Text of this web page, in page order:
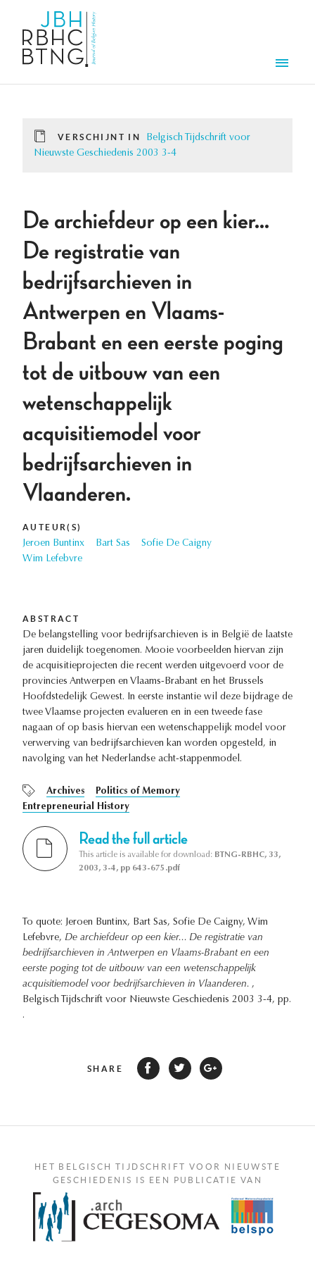
VERSCHIJNT IN
Belgisch Tijdschrift voor
Nieuwste Geschiedenis 2003 3-4
De archiefdeur op een kier...
De registratie van
bedrijfsarchieven in
Antwerpen en Vlaams-
Brabant en een eerste poging
tot de uitbouw van een
wetenschappelijk
acquisitiemodel voor
bedrijfsarchieven in
Vlaanderen.
AUTEUR(S)
Jeroen Buntinx Bart Sas
Sofie De Caigny
Wim Lefebvre
ABSTRACT
De belangstelling voor bedrijfsarchieven is in België de laatste
jaren duidelijk toegenomen. Mooie voorbeelden hiervan zijn
de acquisitieprojecten die recent werden uitgevoerd voor de
provincies Antwerpen en Vlaams-Brabant en het Brussels
Hoofdstedelijk Gewest. In eerste instantie wil deze bijdrage de
twee Vlaamse projecten evalueren en in een tweede fase
nagaan of op basis hiervan een wetenschappelijk model voor
verwerving van bedrijfsarchieven kan worden opgesteld, in
navolging van het Nederlandse acht-stappenmodel.
Archives
Politics of Memory
Entrepreneurial History
Read the full article
This article is available for download: BTNG-RBHC, 33,
2003, 3-4, pp 643-675.pdf
To quote: Jeroen Buntinx, Bart Sas, Sofie De Caigny, Wim
Lefebvre, De archiefdeur op een kier... De registratie van
bedrijfsarchieven in Antwerpen en Vlaams-Brabant en een
eerste poging tot de uitbouw van een wetenschappelijk
acquisitiemodel voor bedrijfsarchieven in Vlaanderen. ,
Belgisch Tijdschrift voor Nieuwste Geschiedenis 2003 3-4, pp.
.
SHARE
HET BELGISCH TIJDSCHRIFT VOOR NIEUWSTE
GESCHIEDENIS IS EEN PUBLICATIE VAN